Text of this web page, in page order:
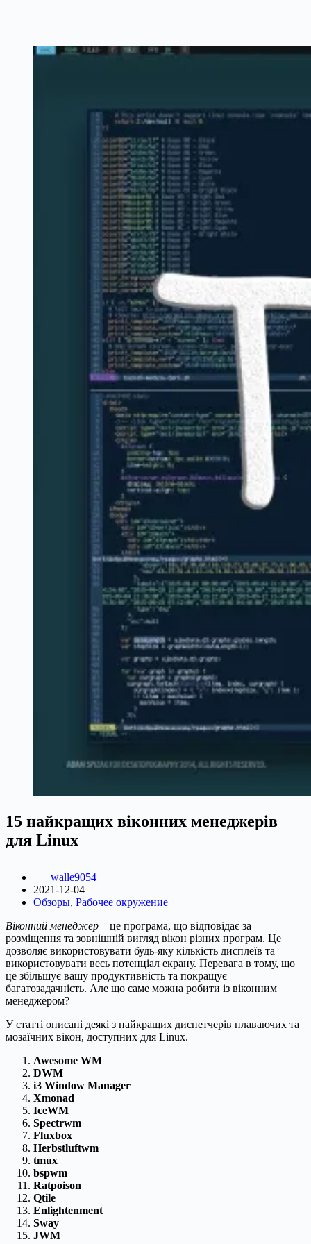
15 найкращих віконних менеджерів
для Linux
walle9054
2021-12-04
Обзоры, Рабочее окружение
Віконний менеджер – це програма, що відповідає за
розміщення та зовнішній вигляд вікон різних програм. Це
дозволяє використовувати будь-яку кількість дисплеїв та
використовувати весь потенціал екрану. Перевага в тому, що
це збільшує вашу продуктивність та покращує
багатозадачність. Але що саме можна робити із віконним
менеджером?
У статті описані деякі з найкращих диспетчерів плаваючих та
мозаїчних вікон, доступних для Linux.
Awesome WM
DWM
i3 Window Manager
Xmonad
IceWM
Spectrwm
Fluxbox
Herbstluftwm
tmux
bspwm
Ratpoison
Qtile
Enlightenment
Sway
JWM